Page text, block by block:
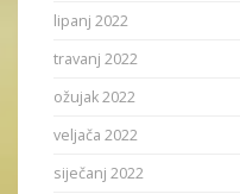
lipanj 2022
travanj 2022
ožujak 2022
veljača 2022
siječanj 2022